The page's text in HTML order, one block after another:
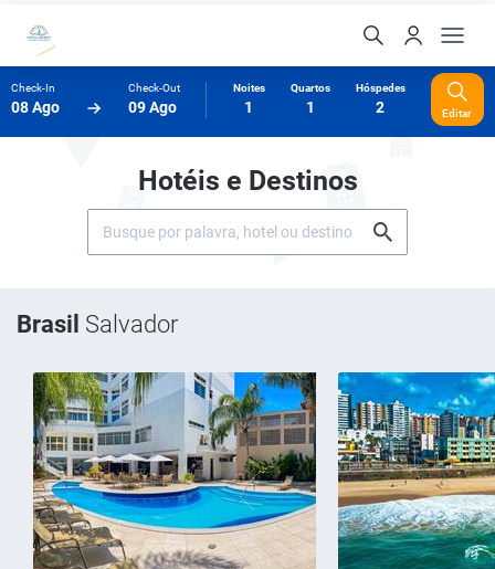
Check-In
08 Ago
Check-Out
09 Ago
Noites
1
Quartos
1
Hóspedes
2 Editar
Hotéis e Destinos
Brasil Salvador